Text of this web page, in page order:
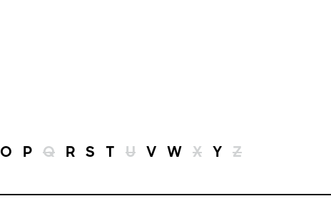
O P Q R S T U V W X Y Z